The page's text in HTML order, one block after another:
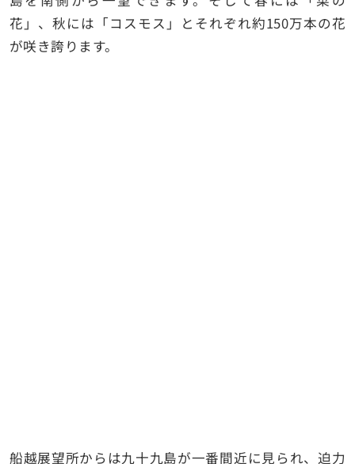
花」、秋には「コスモス」とそれぞれ約150万本の花
が咲き誇ります。
船越展望所からは九十九島が一番間近に見られ、迫力